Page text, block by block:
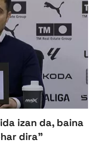
izan da, baina
dira"